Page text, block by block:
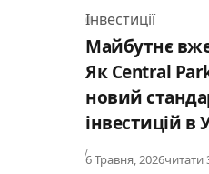
Category
Інвестиції
Майбутнє
Як Central
новий
інвестицій в
Published
6 Травня, 2026читати